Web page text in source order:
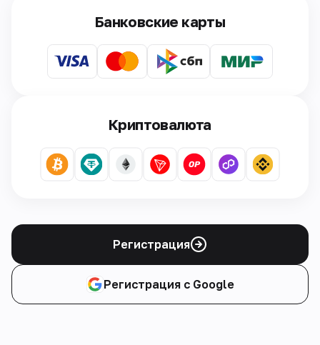
Банковские карты
Криптовалюта
Регистрация
Регистрация с Google